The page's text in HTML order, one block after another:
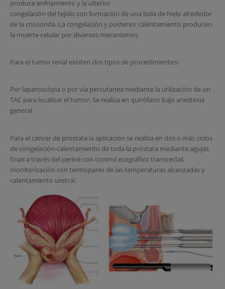
produce enfriamiento y la ulterior
congelación del tejido con formación de una bola de hielo alrededor
de la criosonda. La congelación y posterior calentamiento producen
la muerte celular por diversos mecanismos.
Para el tumor renal existen dos tipos de procedimientos:
Por laparoscópia o por vía percutanea mediante la utilización de un
TAC para localizar el tumor. Se realiza en quirófano bajo anestesia
general
Para el cáncer de próstata la aplicación se realiza en dos o más ciclos
de congelación-calentamiento de toda la próstata mediante agujas
finas a través del periné con control ecográfico transrectal,
monitorización con termopares de las temperaturas alcanzadas y
calentamiento uretral.